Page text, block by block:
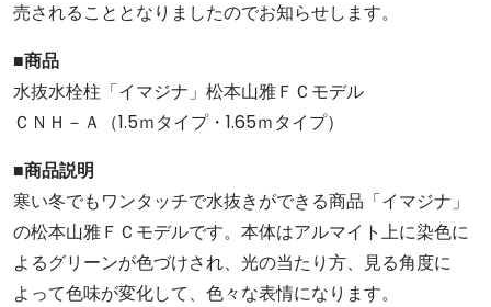
売されることとなりましたのでお知らせします。
■商品
水抜水栓柱「イマジナ」松本山雅ＦＣモデル
ＣＮＨ－Ａ（1.5ｍタイプ・1.65ｍタイプ）
■商品説明
寒い冬でもワンタッチで水抜きができる商品「イマジナ」
の松本山雅ＦＣモデルです。本体はアルマイト上に染色に
よるグリーンが色づけされ、光の当たり方、見る角度に
よって色味が変化して、色々な表情になります。